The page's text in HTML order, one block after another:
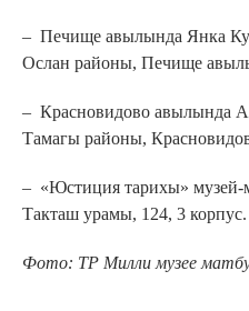
– Печище авылында Янка
Ослан районы, Печище
– Красновидово авылында
Тамагы районы,
– «Юстиция тарихы» музей-
Такташ урамы, 124, 3 корпус.
Фото: ТР Милли музее